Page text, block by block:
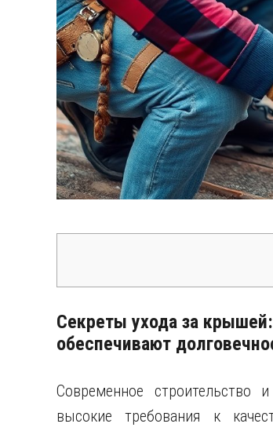
Секреты ухода за
обеспечивают
Современное строительство
высокие требования к